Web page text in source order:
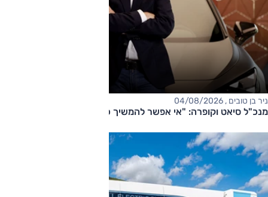
ניר בן טובים , 04/08/2026
מנכ"ל סיאט וקופרה: "אי אפשר להמשיך כך"